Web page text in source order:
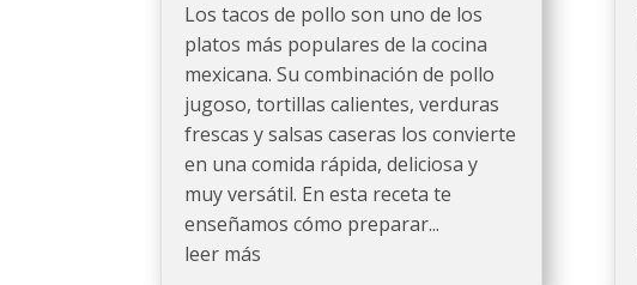
Los tacos de pollo son uno de los
platos más populares de la cocina
mexicana. Su combinación de pollo
jugoso, tortillas calientes, verduras
frescas y salsas caseras los convierte
en una comida rápida, deliciosa y
muy versátil. En esta receta te
enseñamos cómo preparar...
leer más